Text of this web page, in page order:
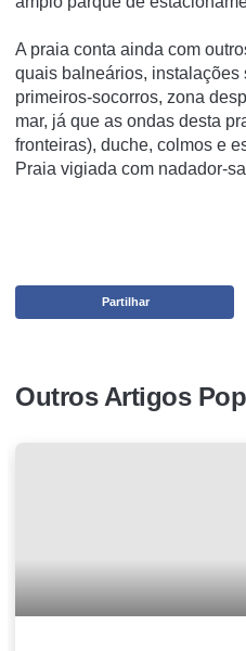
A praia conta ainda com
quais balneários, instalações
primeiros-socorros, zona
mar, já que as ondas desta
fronteiras), duche, colmos e
Praia vigiada com nadador-
Partilhar
Outros Artigos